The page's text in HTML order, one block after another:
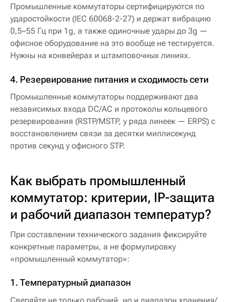
Промышленные коммутаторы сертифицируются по
ударостойкости (IEC 60068-2-27) и держат вибрацию
0,5–55 Гц при 1g, а также одиночные удары до 3g —
офисное оборудование на это вообще не тестируется.
Нужны на конвейерах и штамповочных линиях.
4. Резервирование питания и сходимость сети
Промышленные коммутаторы поддерживают два
независимых входа DC/AC и протоколы кольцевого
резервирования (RSTP/MSTP, у ряда линеек — ERPS) с
восстановлением связи за десятки миллисекунд
против секунд у офисного STP.
Как выбрать промышленный
коммутатор: критерии, IP-защита
и рабочий диапазон температур?
При составлении технического задания фиксируйте
конкретные параметры, а не формулировку
«промышленный коммутатор»:
1. Температурный диапазон